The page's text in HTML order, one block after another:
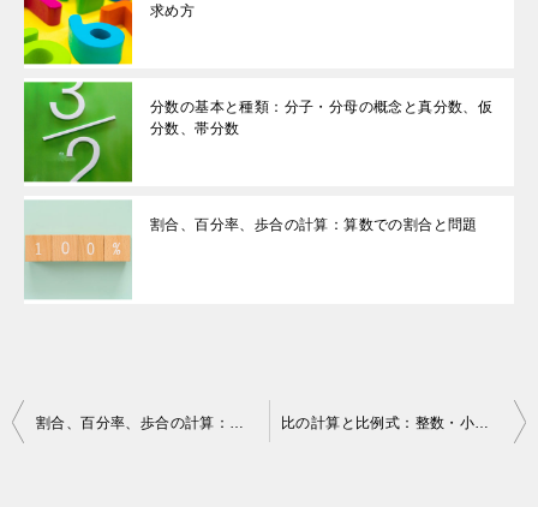
求め方
分数の基本と種類：分子・分母の概念と真分数、仮
分数、帯分数
割合、百分率、歩合の計算：算数での割合と問題
投